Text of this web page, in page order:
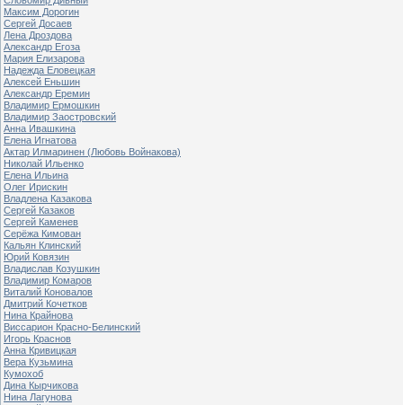
Максим Дорогин
Сергей Досаев
Лена Дроздова
Александр Егоза
Мария Елизарова
Надежда Еловецкая
Алексей Еньшин
Александр Еремин
Владимир Ермошкин
Владимир Заостровский
Анна Ивашкина
Елена Игнатова
Актар Илмаринен (Любовь Войнакова)
Николай Ильенко
Елена Ильина
Олег Ирискин
Владлена Казакова
Сергей Казаков
Сергей Каменев
Серёжа Кимован
Кальян Клинский
Юрий Ковязин
Владислав Козушкин
Владимир Комаров
Виталий Коновалов
Дмитрий Кочетков
Нина Крайнова
Виссарион Красно-Белинский
Игорь Краснов
Анна Кривицкая
Вера Кузьмина
Кумохоб
Дина Кырчикова
Нина Лагунова